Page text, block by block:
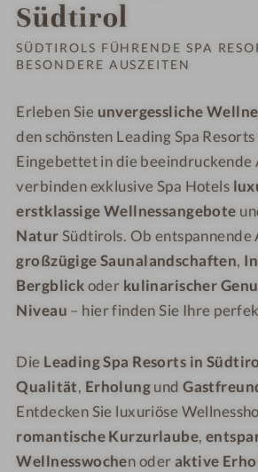
Südtirol
SÜDTIROLS FÜHRENDE SPA
BESONDERE AUSZEITEN
Erleben Sie unvergessliche
den schönsten Leading Spa
Eingebettet in die beeindruckende
verbinden exklusive Spa Hotels
erstklassige Wellnessangebote
NaturSüdtirols. Ob entspannende
großzügige Saunalandschaften,
Bergblickoder kulinarischer
Niveau – hier finden Sie Ihre
Die Leading Spa Resorts in
Qualität, Erholungund
Entdecken Sie luxuriöse
romantische Kurzurlaube,
Wellnesswochen oderaktive